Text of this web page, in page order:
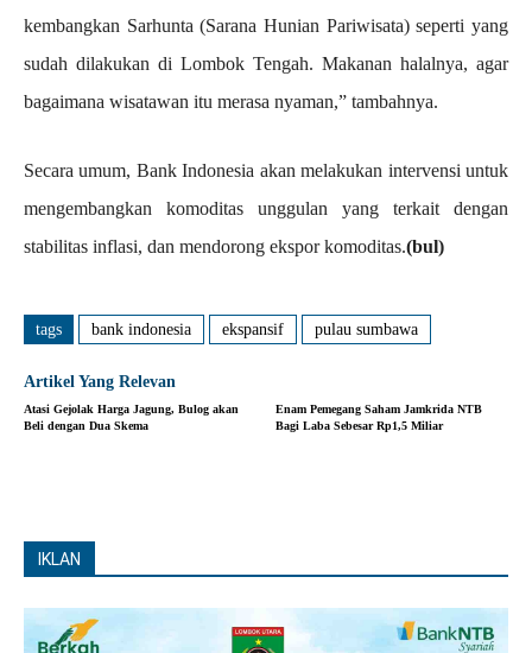
kembangkan Sarhunta (Sarana Hunian Pariwisata) seperti yang
sudah dilakukan di Lombok Tengah. Makanan halalnya, agar
bagaimana wisatawan itu merasa nyaman,” tambahnya.
Secara umum, Bank Indonesia akan melakukan intervensi untuk
mengembangkan komoditas unggulan yang terkait dengan
stabilitas inflasi, dan mendorong ekspor komoditas.(bul)
tags bank indonesia ekspansif pulau sumbawa
Artikel Yang Relevan
Atasi Gejolak Harga Jagung, Bulog akan
Beli dengan Dua Skema
Enam Pemegang Saham Jamkrida NTB
Bagi Laba Sebesar Rp1,5 Miliar
IKLAN